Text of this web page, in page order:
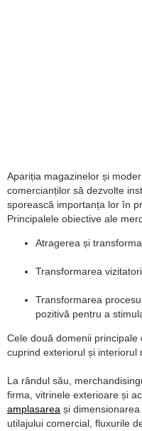
Apariția magazinelor și
comercianților să dezvolte
sporească importanța lor în
Principalele obiective ale
Atragerea și
Transformarea
Transformarea
pozitivă pentru a
Cele două domenii
cuprind exteriorul și interiorul
La rândul său,
firma, vitrinele exterioare și
amplasarea și
utilajului comercial, fluxurile